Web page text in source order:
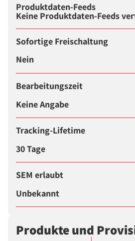
Produktdaten-Feeds
Keine Produktdaten-Feeds
Sofortige Freischaltung
Nein
Bearbeitungszeit
Keine Angabe
Tracking-Lifetime
30 Tage
SEM erlaubt
Unbekannt
Produkte und